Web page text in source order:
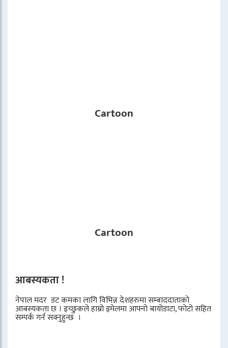
Cartoon
Cartoon
आबस्यकता !
नेपाल मदर डट कमका लागि विभिन्न देशहरुमा सम्बाददाताको
आबस्यकता छ । इच्छुकले हाम्रो इमेलमा आफ्नो बायोडाटा, फोटो सहित
सम्पर्क गर्न सक्नुहुन्छ ।